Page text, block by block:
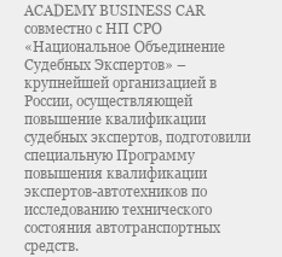
ACADEMY BUSINESS CAR
совместно с НП СРО
«Национальное Объединение
Судебных Экспертов» –
крупнейшей организацией в
России, осуществляющей
повышение квалификации
судебных экспертов, подготовили
специальную Программу
повышения квалификации
экспертов-автотехников по
исследованию технического
состояния автотранспортных
средств.